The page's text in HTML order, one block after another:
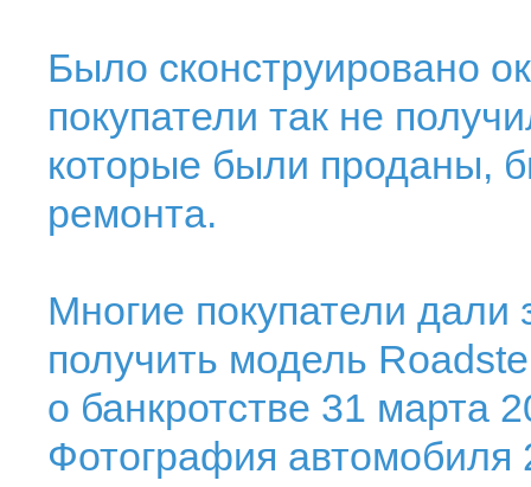
Было сконструировано
покупатели так не
которые были проданы,
ремонта.
Многие покупатели
получить модель
о банкротстве 31 марта
Фотография автомобиля